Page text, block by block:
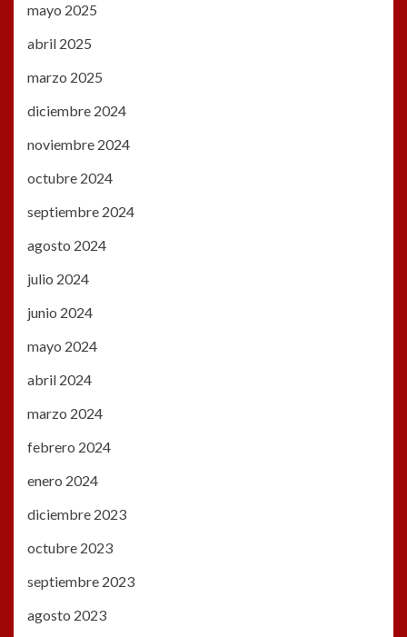
mayo 2025
abril 2025
marzo 2025
diciembre 2024
noviembre 2024
octubre 2024
septiembre 2024
agosto 2024
julio 2024
junio 2024
mayo 2024
abril 2024
marzo 2024
febrero 2024
enero 2024
diciembre 2023
octubre 2023
septiembre 2023
agosto 2023